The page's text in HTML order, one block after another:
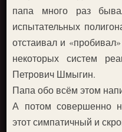
папа много раз
испытательных
отстаивал и
некоторых систем
Петрович Шмыгин.
Папа обо всём этом
А потом совершенно
этот симпатичный и